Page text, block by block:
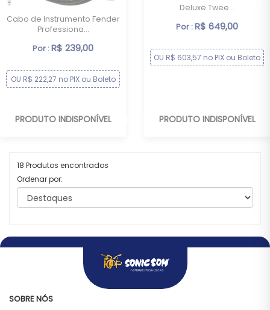
Cabo de Instrumento Fender
Professiona...
Por :R$ 239,00
OU R$ 222,27 no PIX ou Boleto
PRODUTO INDISPONÍVEL
Deluxe Twee...
Por :R$ 649,00
OU R$ 603,57 no PIX ou Boleto
PRODUTO INDISPONÍVEL
18 Produtos encontrados
Ordenar por:
SOBRE NÓS